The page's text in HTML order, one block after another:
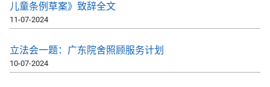
儿童条例草案》致辞全文
11-07-2024
立法会一题：广东院舍照顾服务计划
10-07-2024